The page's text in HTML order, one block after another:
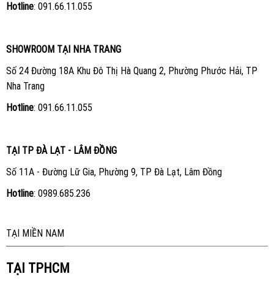
Hotline: 091.66.11.055
SHOWROOM TẠI NHA TRANG
Số 24 Đường 18A Khu Đô Thị Hà Quang 2, Phường Phước Hải, TP
Nha Trang
Hotline: 091.66.11.055
TẠI TP ĐÀ LẠT - LÂM ĐỒNG
Số 11A - Đường Lữ Gia, Phường 9, TP Đà Lạt, Lâm Đồng
Hotline: 0989.685.236
TẠI MIỀN NAM
TẠI TPHCM